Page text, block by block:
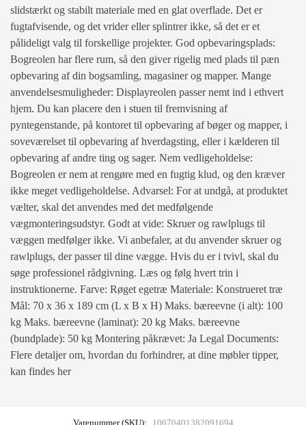
slidstærkt og stabilt materiale med en glat overflade. Det er
fugtafvisende, og det vrider eller splintrer ikke, så det er et
pålideligt valg til forskellige projekter. God opbevaringsplads:
Bogreolen har flere rum, så den giver rigelig med plads til pæn
opbevaring af din bogsamling, magasiner og mapper. Mange
anvendelsesmuligheder: Displayreolen passer nemt ind i ethvert
hjem. Du kan placere den i stuen til fremvisning af
pyntegenstande, på kontoret til opbevaring af bøger og mapper, i
soveværelset til opbevaring af hverdagsting, eller i kælderen til
opbevaring af andre ting og sager. Nem vedligeholdelse:
Bogreolen er nem at rengøre med en fugtig klud, og den kræver
ikke meget vedligeholdelse. Advarsel: For at undgå, at produktet
vælter, skal det anvendes med det medfølgende
vægmonteringsudstyr. Godt at vide: Skruer og rawlplugs til
væggen medfølger ikke. Vi anbefaler, at du anvender skruer og
rawlplugs, der passer til dine vægge. Hvis du er i tvivl, skal du
søge professionel rådgivning. Læs og følg hvert trin i
instruktionerne. Farve: Røget egetræ Materiale: Konstrueret træ
Mål: 70 x 36 x 189 cm (L x B x H) Maks. bæreevne (i alt): 100
kg Maks. bæreevne (laminat): 20 kg Maks. bæreevne
(bundplade): 50 kg Montering påkrævet: Ja Legal Documents:
Flere detaljer om, hvordan du forhindrer, at dine møbler tipper,
kan findes her
Varenummer (SKU): 10670401382091694